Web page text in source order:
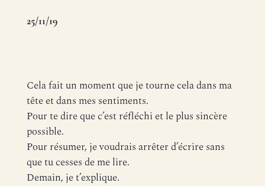
25/11/19
Cela fait un moment que je tourne cela dans ma
tête et dans mes sentiments.
Pour te dire que c’est réfléchi et le plus sincère
possible.
Pour résumer, je voudrais arrêter d’écrire sans
que tu cesses de me lire.
Demain, je t’explique.